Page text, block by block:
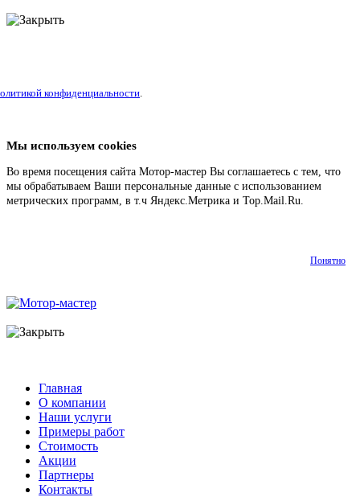
конфиденциальности.
Мы используем cookies
Во время посещения сайта Мотор-мастер Вы соглашаетесь с тем, что
мы обрабатываем Ваши персональные данные с использованием
метрических программ, в т.ч Яндекс.Метрика и Top.Mail.Ru.
Понятно
Главная
О компании
Наши услуги
Примеры работ
Стоимость
Акции
Партнеры
Контакты